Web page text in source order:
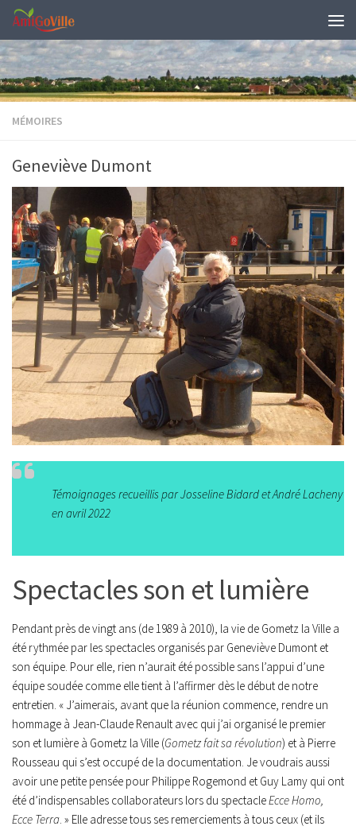
Skip to content
MÉMOIRES
Geneviève Dumont
Témoignages recueillis par Josseline Bidard et André Lacheny
en avril 2022
Spectacles son et lumière
Pendant près de vingt ans (de 1989 à 2010), la vie de Gometz la Ville a
été rythmée par les spectacles organisés par Geneviève Dumont et
son équipe. Pour elle, rien n’aurait été possible sans l’appui d’une
équipe soudée comme elle tient à l’affirmer dès le début de notre
entretien. « J’aimerais, avant que la réunion commence, rendre un
hommage à Jean-Claude Renault avec qui j’ai organisé le premier
son et lumière à Gometz la Ville (Gometz fait sa révolution) et à Pierre
Rousseau qui s’est occupé de la documentation. Je voudrais aussi
avoir une petite pensée pour Philippe Rogemond et Guy Lamy qui ont
été d’indispensables collaborateurs lors du spectacleEcce Homo,
Ecce Terra. » Elle adresse tous ses remerciements à tous ceux (et ils